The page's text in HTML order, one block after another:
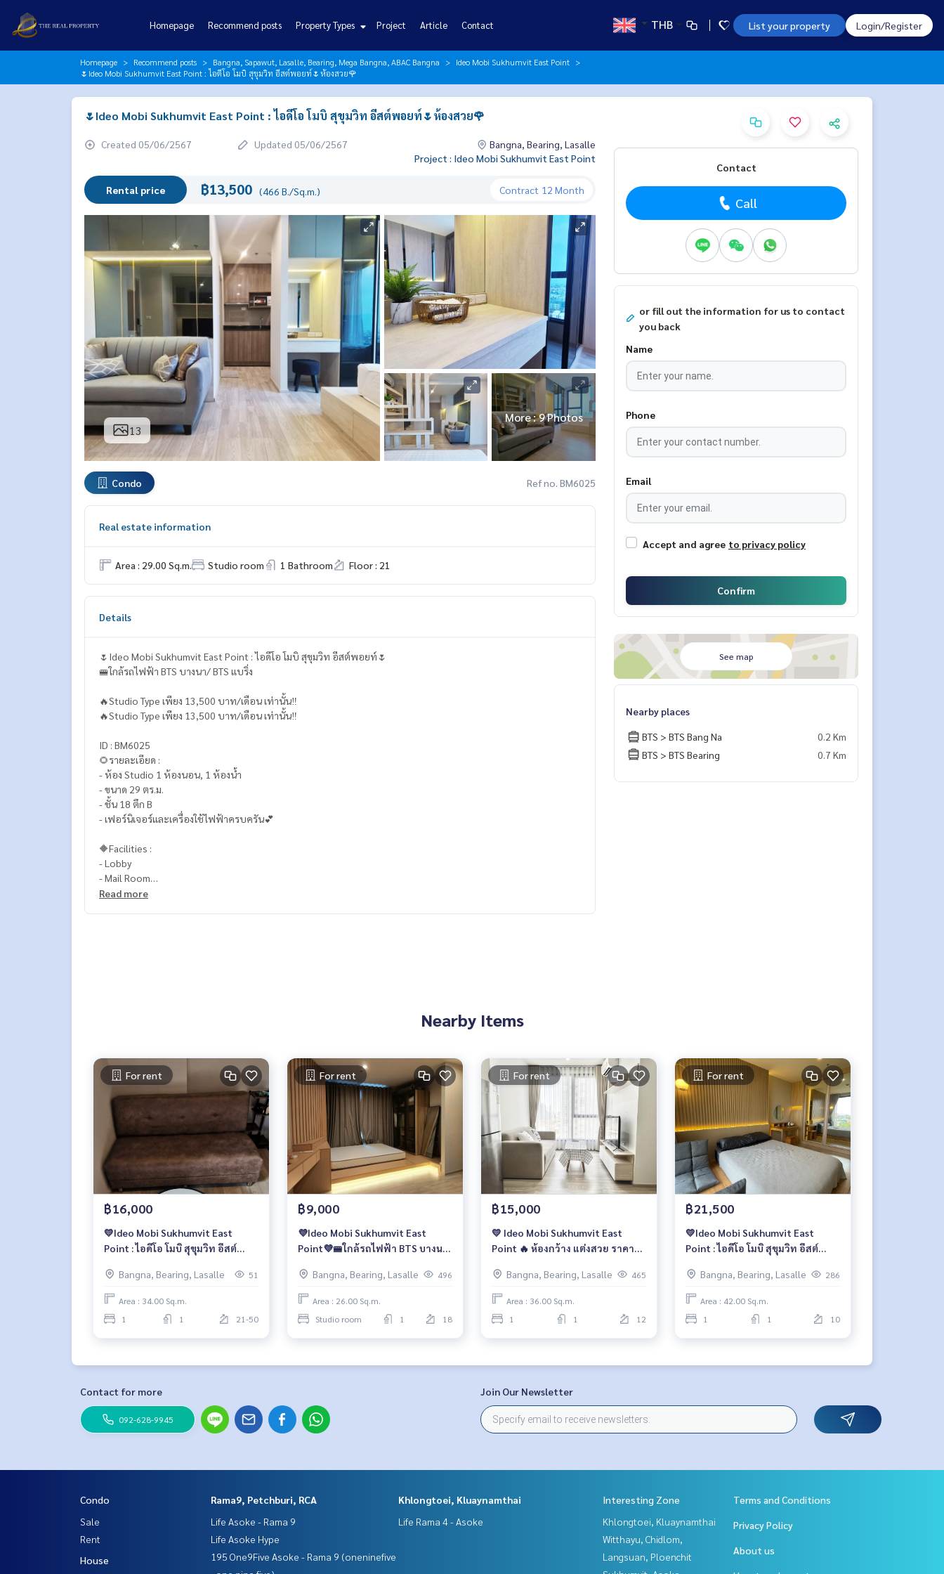
Homepage Recommend posts Property Types Project Article Contact THB List your property Login/Register
Homepage Recommend posts Bangna, Sapawut, Lasalle, Bearing, Mega Bangna, ABAC Bangna
Ideo Mobi Sukhumvit East Point
🌷Ideo Mobi Sukhumvit East Point : ไอดีโอ โมบิ สุขุมวิท อีสต์พอยท์🌷ห้องสวย🌹
🌷Ideo Mobi Sukhumvit East Point : ไอดีโอ โมบิ สุขุมวิท อีสต์พอยท์🌷ห้องสวย🌹
Created 05/06/2567 Updated 05/06/2567
Bangna, Bearing, Lasalle
Project : Ideo Mobi Sukhumvit East Point
Rental price ฿13,500 (466 B./Sq.m.) Contract 12 Month
13
More : 9 Photos
Condo Ref no. BM6025
Real estate information
Area : 29.00 Sq.m. Studio room 1 Bathroom Floor : 21
Details
🌷Ideo Mobi Sukhumvit East Point : ไอดีโอ โมบิ สุขุมวิท อีสต์พอยท์🌷
🚝ใกล้รถไฟฟ้า BTS บางนา/ BTS แบริ่ง
🔥Studio Type เพียง 13,500 บาท/เดือน เท่านั้น‼️
🔥Studio Type เพียง 13,500 บาท/เดือน เท่านั้น‼️
ID : BM6025
🌻รายละเอียด :
- ห้อง Studio 1 ห้องนอน, 1 ห้องน้ำ
- ขนาด 29 ตร.ม.
- ชั้น 18 ตึก B
- เฟอร์นิเจอร์และเครื่องใช้ไฟฟ้าครบครัน💕
🔶Facilities :
- Lobby
- Mail Room
- Retail 3 ยูนิต
- ตลาดเอี่ยมเจริญ : 2 กม.
- สำโรงเซ็นเตอร์ : 2.2 กม.
- Imperial World สำโรง (Big C) : 2.2 กม.
- ตลาดลาซาล : 2.2 กม.
- Dadfa Lasalle : 2.4 กม.
- รร.นานาชาติ Anglo Singapore : 2.8 กม.
- รร.บางกอกพัฒนา : 2.9 กม.
- Lasalle’s Avenue : 3.5. กม.
- Central Plaza บางนา : 4 กม.
- Big C บางนา : 4 กม.
🥰 ติดต่อ
https://lin.ee/SgMus7j
WhatsApp :+66 82 269 6289
Call
082-269-6289Mo for EN/TH
คอนโดใกล้bts
Read more
Contact
Call
or fill out the information for us to contact
you back
Name
Phone
Email
Accept and agree to privacy policy
Confirm
See map
Nearby places
BTS > BTS Bang Na
0.2 Km
BTS > BTS Bearing
0.7 Km
Nearby Items
For rent
฿16,000
💛Ideo Mobi Sukhumvit East
Point : ไอดีโอ โมบิ สุขุมวิท อีสต์
Bangna, Bearing, Lasalle
51
Area : 34.00 Sq.m.
1
1 21-50
For rent
฿9,000
💜Ideo Mobi Sukhumvit East
Point💜🚝ใกล้รถไฟฟ้า BTS บางนา/
Bangna, Bearing, Lasalle
496
Area : 26.00 Sq.m.
Studio room
1 18
For rent
฿15,000
💛 Ideo Mobi Sukhumvit East
Point 🔥 ห้องกว้าง แต่งสวย ราคา
Bangna, Bearing, Lasalle
465
Area : 36.00 Sq.m.
1
1 12
For rent
฿21,500
💛Ideo Mobi Sukhumvit East
Point : ไอดีโอ โมบิ สุขุมวิท อีสต์
Bangna, Bearing, Lasalle
286
Area : 42.00 Sq.m.
1
1 10
Contact for more
092-628-9945
Join Our Newsletter
Condo
Sale
Rent
House
Rama9, Petchburi, RCA
Life Asoke - Rama 9
Life Asoke Hype
195 One9Five Asoke - Rama 9 (oneninefive
Khlongtoei, Kluaynamthai
Life Rama 4 - Asoke
Interesting Zone
Khlongtoei, Kluaynamthai
Witthayu, Chidlom,
Langsuan, Ploenchit
Terms and Conditions
Privacy Policy
About us